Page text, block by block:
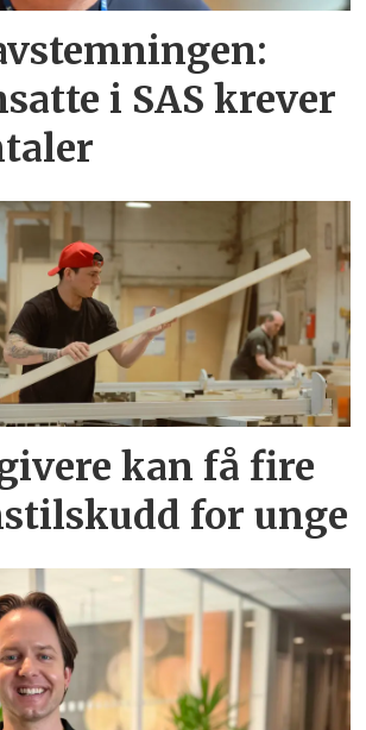
i SAS krever
kan få fire
for unge